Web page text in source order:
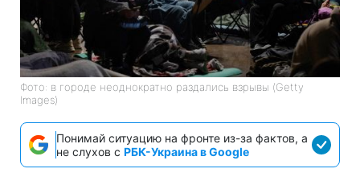
Фото: в городе неоднократно раздались взрывы (Getty
Images)
Понимай ситуацию на фронте из-за фактов, а
не слухов с РБК-Украина в Google